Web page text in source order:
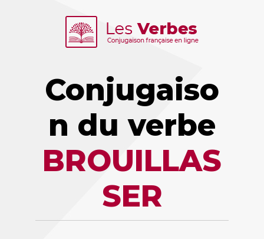
Conjugaiso
n du verbe
BROUILLAS
SER